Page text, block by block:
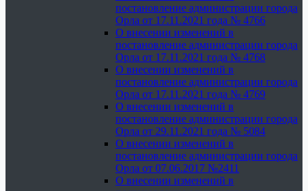
постановление администрации города
Орла от 17.11.2021 года № 4766
О внесении изменений в
постановление администрации города
Орла от 17.11.2021 года № 4768
О внесении изменений в
постановление администрации города
Орла от 17.11.2021 года № 4769
О внесении изменений в
постановление администрации города
Орла от 29.11.2021 года № 5084
О внесении изменений в
постановление администрации города
Орла от 07.06.2017 №2411
О внесении изменений в